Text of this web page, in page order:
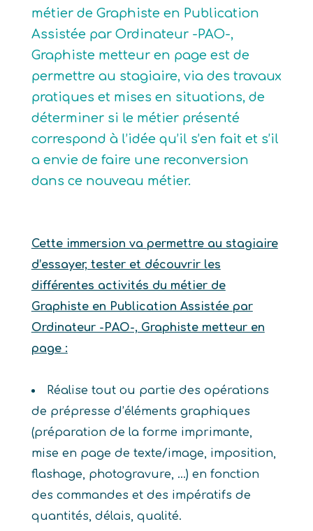
métier de Graphiste en Publication
Assistée par Ordinateur -PAO-,
Graphiste metteur en page est de
permettre au stagiaire, via des travaux
pratiques et mises en situations, de
déterminer si le métier présenté
correspond à l’idée qu’il s’en fait et s’il
a envie de faire une reconversion
dans ce nouveau métier.
Cette immersion va permettre au stagiaire
d’essayer, tester et découvrir les
différentes activités du métier de
Graphiste en Publication Assistée par
Ordinateur -PAO-, Graphiste metteur en
page :
Réalise tout ou partie des opérations
de prépresse d’éléments graphiques
(préparation de la forme imprimante,
mise en page de texte/image, imposition,
flashage, photogravure, …) en fonction
des commandes et des impératifs de
quantités, délais, qualité.